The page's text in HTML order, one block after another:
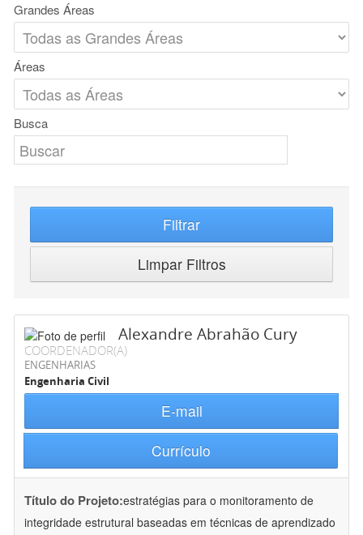
Grandes Áreas
Áreas
Busca
Filtrar
Limpar Filtros
Alexandre Abrahão Cury
COORDENADOR(A)
ENGENHARIAS
Engenharia Civil
E-mail
Currículo
Título do Projeto:estratégias para o monitoramento de
integridade estrutural baseadas em técnicas de aprendizado